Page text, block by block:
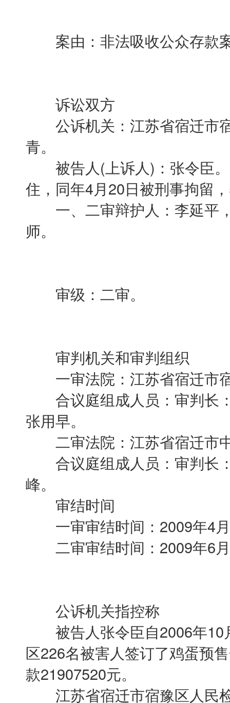
案由：非法吸收公众存款
诉讼双方
公诉机关：江苏省宿迁市
青。
被告人(上诉人)：张令臣。
住，同年4月20日被刑事拘留
一、二审辩护人：李延平
师。
审级：二审。
审判机关和审判组织
一审法院：江苏省宿迁市
合议庭组成人员：审判长
张用早。
二审法院：江苏省宿迁市
合议庭组成人员：审判长
峰。
审结时间
一审审结时间：2009年4
二审审结时间：2009年6
公诉机关指控称
被告人张令臣自2006年10
区226名被害人签订了鸡蛋预
款21907520元。
江苏省宿迁市宿豫区人民